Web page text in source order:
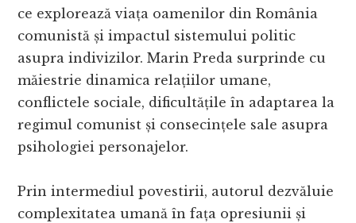
ce explorează viața oamenilor din România
comunistă și impactul sistemului politic
asupra indivizilor. Marin Preda surprinde cu
măiestrie dinamica relațiilor umane,
conflictele sociale, dificultățile în adaptarea la
regimul comunist și consecințele sale asupra
psihologiei personajelor.
Prin intermediul povestirii, autorul dezvăluie
complexitatea umană în fața opresiunii și